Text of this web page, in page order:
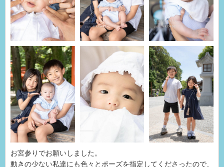
お宮参りでお願いしました。
動きの少ない私達にも色々とポーズを指定してくださったので、